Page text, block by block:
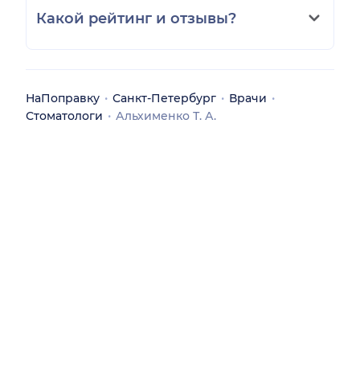
Какой рейтинг и отзывы?
НаПоправку Санкт-Петербург
Врачи
Стоматологи
Альхименко Т. А.